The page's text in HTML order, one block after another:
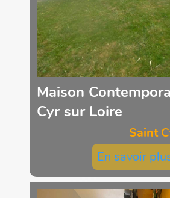
Maison
Cyr sur Loire
Saint
En savoir